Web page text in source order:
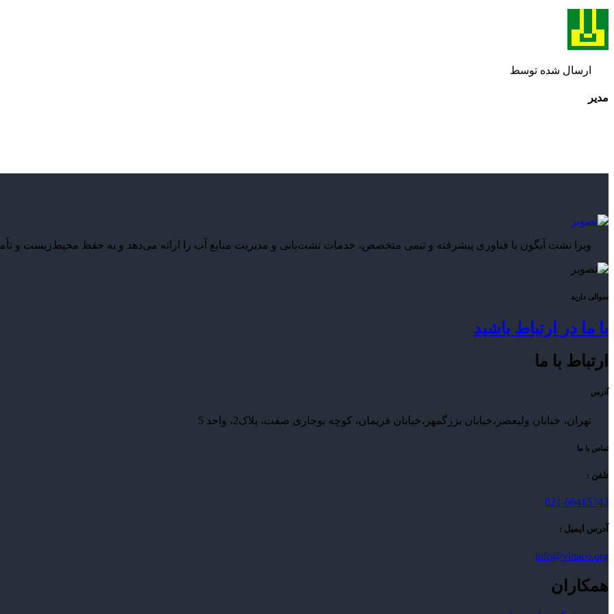
ارسال شده توسط
مدیر
ویرا نشت آبگون با فناوری پیشرفته و تیمی متخصص، خدمات نشت‌یابی و مدیریت منابع آب را ارائه می‌دهد و به حفظ محیط‌زیست و
سوالی دارید
با ما در ارتباط باشید
ارتباط با ما
آدرس
تهران، خیابان ولیعصر،خیابان بزرگمهر،خیابان فریمان، کوچه بوجاری صفت، پلاک2، واحد 5
تماس با ما
تلفن :
021-66415743
آدرس ایمیل :
info@vinaco.org
همکاران